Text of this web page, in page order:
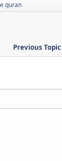
quran
Previous Topic